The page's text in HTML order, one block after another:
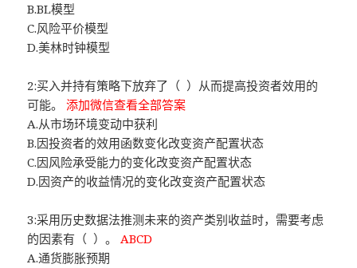
B.BL模型
C.风险平价模型
D.美林时钟模型
2:买入并持有策略下放弃了（ ）从而提高投资者效用的
可能。添加微信查看全部答案
A.从市场环境变动中获利
B.因投资者的效用函数变化改变资产配置状态
C.因风险承受能力的变化改变资产配置状态
D.因资产的收益情况的变化改变资产配置状态
3:采用历史数据法推测未来的资产类别收益时，需要考虑
的因素有（ ）。ABCD
A.通货膨胀预期